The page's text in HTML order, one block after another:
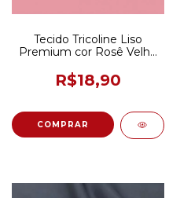
Tecido Tricoline Liso
Premium cor Rosê Velho
R$18,90